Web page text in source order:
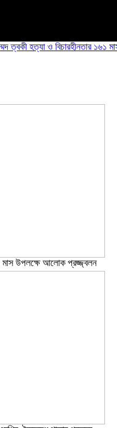
হত্যা ও বিচারহীনতার ১৬১ মাস
মাস উপলক্ষে আলোক প্রজ্জ্বলন